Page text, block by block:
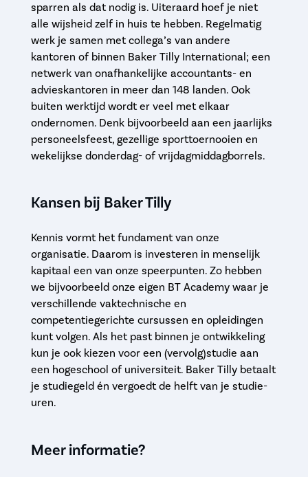
sparren als dat nodig is. Uiteraard hoef je niet
alle wijsheid zelf in huis te hebben. Regelmatig
werk je samen met collega’s van andere
kantoren of binnen Baker Tilly International; een
netwerk van onafhankelijke accountants- en
advieskantoren in meer dan 148 landen. Ook
buiten werktijd wordt er veel met elkaar
ondernomen. Denk bijvoorbeeld aan een jaarlijks
personeelsfeest, gezellige sporttoernooien en
wekelijkse donderdag- of vrijdagmiddagborrels.
Kansen bij Baker Tilly
Kennis vormt het fundament van onze
organisatie. Daarom is investeren in menselijk
kapitaal een van onze speerpunten. Zo hebben
we bijvoorbeeld onze eigen BT Academy waar je
verschillende vaktechnische en
competentiegerichte cursussen en opleidingen
kunt volgen. Als het past binnen je ontwikkeling
kun je ook kiezen voor een (vervolg)studie aan
een hogeschool of universiteit. Baker Tilly betaalt
je studiegeld én vergoedt de helft van je studie-
uren.
Meer informatie?